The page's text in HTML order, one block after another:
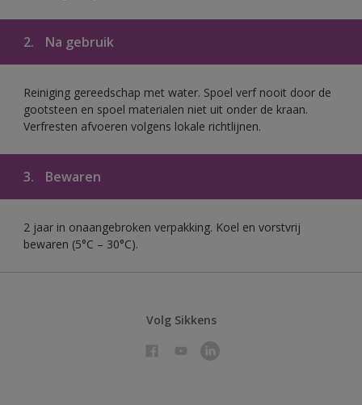
2. Na gebruik
Reiniging gereedschap met water. Spoel verf nooit door de
gootsteen en spoel materialen niet uit onder de kraan.
Verfresten afvoeren volgens lokale richtlijnen.
3. Bewaren
2 jaar in onaangebroken verpakking. Koel en vorstvrij
bewaren (5°C – 30°C).
Volg Sikkens